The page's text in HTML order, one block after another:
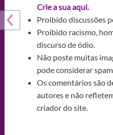
Crie a sua aqui.
Proibido discussões
Proibido racismo,
discurso de ódio.
Não poste muitas
pode considerar spam.
Os comentários são
autores e não
criador do site.